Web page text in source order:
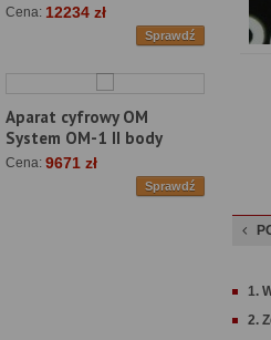
Cena: 12234 zł
Sprawdź
Aparat cyfrowy OM
System OM-1 II body
Cena: 9671 zł
Sprawdź
1.
2.